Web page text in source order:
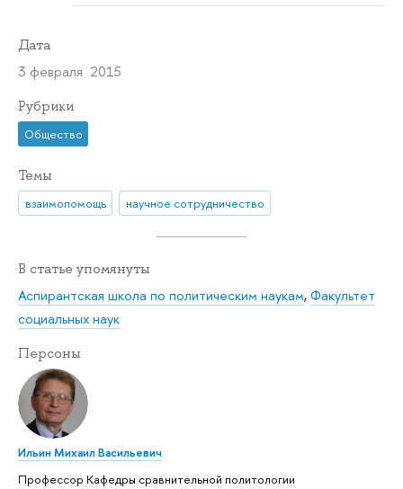
Дата
3 февраля 2015
Рубрики
Общество
Темы
взаимопомощь научное сотрудничество
В статье упомянуты
Аспирантская школа по политическим наукам,Факультет
социальных наук
Персоны
Ильин Михаил Васильевич
Профессор Кафедры сравнительной политологии